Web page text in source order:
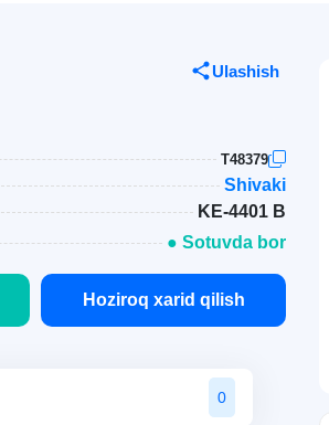
Ulashish
T48379
Shivaki
KE-4401 B
● Sotuvda bor
Hoziroq xarid qilish
0